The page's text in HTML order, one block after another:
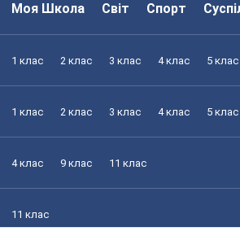
Моя Школа Світ Спорт
1 клас 2 клас 3 клас 4 клас 5 клас
1 клас 2 клас 3 клас 4 клас 5 клас
4 клас 9 клас 11 клас
11 клас